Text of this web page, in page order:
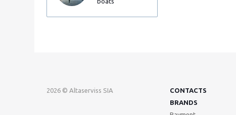
2026 © Altaserviss SIA CONTACTS
BRANDS